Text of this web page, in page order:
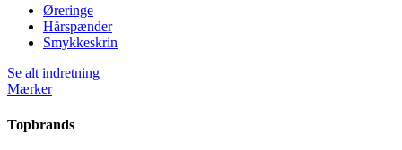
Øreringe
Hårspænder
Smykkeskrin
Se alt indretning
Mærker
Topbrands